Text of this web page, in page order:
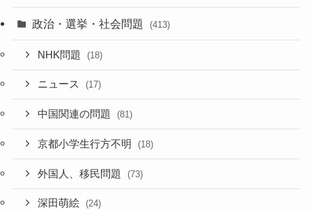
政治・選挙・社会問題 (413)
NHK問題 (18)
ニュース (17)
中国関連の問題 (81)
京都小学生行方不明 (18)
外国人、移民問題 (73)
深田萌絵 (24)